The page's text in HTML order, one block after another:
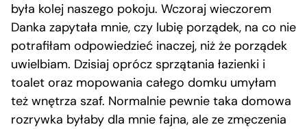
była kolej naszego pokoju. Wczoraj wieczorem
Danka zapytała mnie, czy lubię porządek, na co nie
potrafiłam odpowiedzieć inaczej, niż że porządek
uwielbiam. Dzisiaj oprócz sprzątania łazienki i
toalet oraz mopowania całego domku umyłam
też wnętrza szaf. Normalnie pewnie taka domowa
rozrywka byłaby dla mnie fajna, ale ze zmęczenia